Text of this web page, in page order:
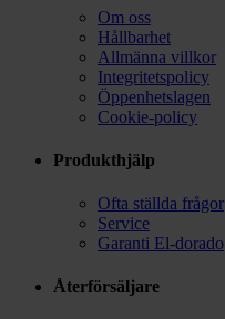
Om oss
Hållbarhet
Allmänna villkor
Integritetspolicy
Öppenhetslagen
Cookie-policy
Produkthjälp
Ofta ställda frågor
Service
Garanti El-dorado
Återförsäljare